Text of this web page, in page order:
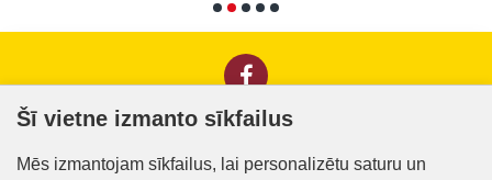
Informācija klientiem
Šī vietne izmanto sīkfailus
Mēs izmantojam sīkfailus, lai personalizētu saturu un